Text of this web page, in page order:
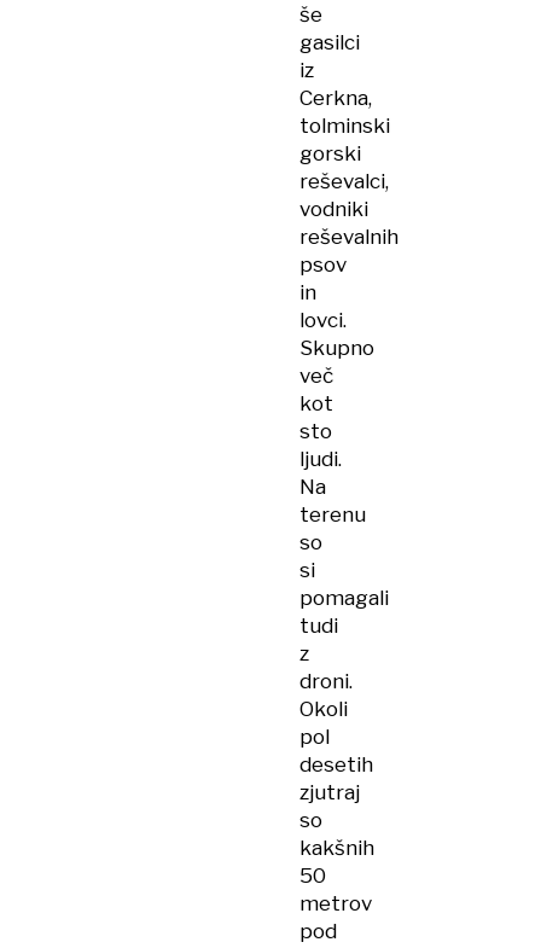
še
gasilci
iz
Cerkna,
tolminski
gorski
reševalci,
vodniki
reševalnih
psov
in
lovci.
Skupno
več
kot
sto
ljudi.
Na
terenu
so
si
pomagali
tudi
z
droni.
Okoli
pol
desetih
zjutraj
so
kakšnih
50
metrov
pod